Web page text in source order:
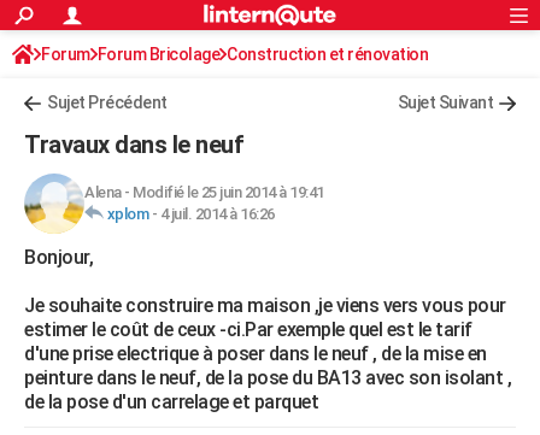
ACTUALITÉS
Politique
Société
Faits Divers
Education
Monde
Villes
+
FINANCE
Retraite
Impôts
Epargne
Immobilier
Risques naturels par ville
Banque
Assurance
Crédit
AUTO
Essais
Réserver un essai
Citadines
Berlines
SUV
Forum auto
+HIGH-TECH
Mobiles
Meilleur smartphone
Internet
Ordinateurs
Jeux vidéo
Guide high-tech
+BRICOLAGE
Forum
Aménagement intérieur
Extérieur
Cuisine
Salle de bains
Jardinage
Rangement
WEEK-END
Guides de France
Escapades
Patrimoine
Expositions
Musées
Week-end nature
Rechercher
S'inscrire
Connexion
Forum Forum Bricolage Construction et rénovation
Sujet Précédent Sujet Suivant
Travaux dans le neuf
Alena- Modifié le 25 juin 2014 à 19:41
xplom- 4 juil. 2014 à 16:26
Bonjour,
Je souhaite construire ma maison ,je viens vers vous pour
estimer le coût de ceux -ci.Par exemple quel est le tarif
d'une prise electrique à poser dans le neuf , de la mise en
peinture dans le neuf, de la pose du BA13 avec son isolant ,
de la pose d'un carrelage et parquet